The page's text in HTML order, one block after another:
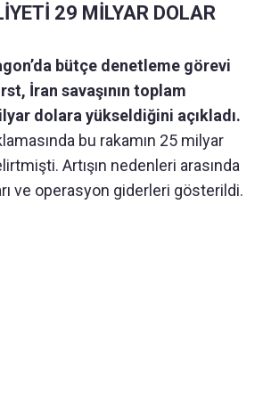
29 MİLYAR DOLAR
bütçe denetleme görevi
İran savaşının toplam
dolara yükseldiğini açıkladı.
bu rakamın 25 milyar
Artışın nedenleri arasında
ve operasyon giderleri gösterildi.